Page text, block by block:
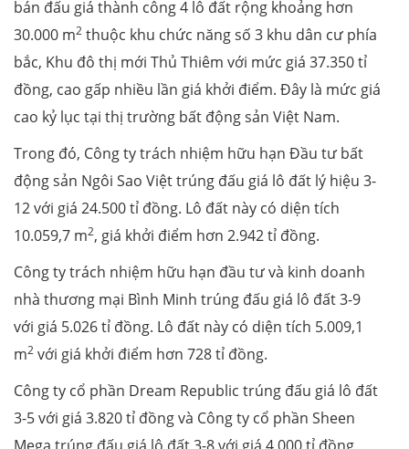
bán đấu giá thành công 4 lô đất rộng khoảng hơn
30.000 m2 thuộc khu chức năng số 3 khu dân cư phía
bắc, Khu đô thị mới Thủ Thiêm với mức giá 37.350 tỉ
đồng, cao gấp nhiều lần giá khởi điểm. Đây là mức giá
cao kỷ lục tại thị trường bất động sản Việt Nam.
Trong đó, Công ty trách nhiệm hữu hạn Đầu tư bất
động sản Ngôi Sao Việt trúng đấu giá lô đất lý hiệu 3-
12 với giá 24.500 tỉ đồng. Lô đất này có diện tích
10.059,7 m2, giá khởi điểm hơn 2.942 tỉ đồng.
Công ty trách nhiệm hữu hạn đầu tư và kinh doanh
nhà thương mại Bình Minh trúng đấu giá lô đất 3-9
với giá 5.026 tỉ đồng. Lô đất này có diện tích 5.009,1
m2 với giá khởi điểm hơn 728 tỉ đồng.
Công ty cổ phần Dream Republic trúng đấu giá lô đất
3-5 với giá 3.820 tỉ đồng và Công ty cổ phần Sheen